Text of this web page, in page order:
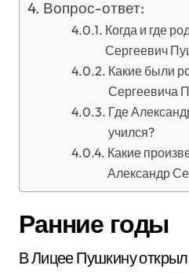
Вопрос-ответ:
Когда и где
Сергеевич
Какие были
Сергеевича
Где
учился?
Какие
Александр
Ранние годы
В Лицее Пушкину